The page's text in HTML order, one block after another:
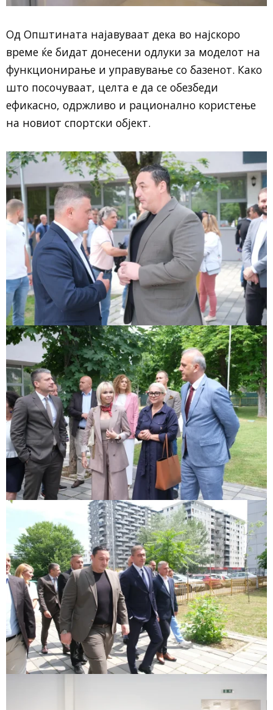
Од Општината најавуваат дека во најскоро
време ќе бидат донесени одлуки за моделот на
функционирање и управување со базенот. Како
што посочуваат, целта е да се обезбеди
ефикасно, одржливо и рационално користење
на новиот спортски објект.